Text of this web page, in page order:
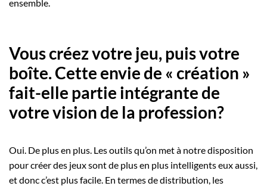
ensemble.
Vous créez votre jeu, puis votre
boîte. Cette envie de « création »
fait-elle partie intégrante de
votre vision de la profession?
Oui. De plus en plus. Les outils qu’on met à notre disposition
pour créer des jeux sont de plus en plus intelligents eux aussi,
et donc c’est plus facile. En termes de distribution, les